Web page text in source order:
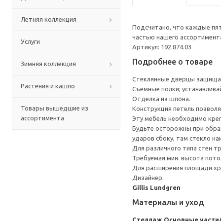
Летняя коллекция
Услуги
Зимняя коллекция
Растения и кашпо
Товары вышедшие из
ассортимента
Подсчитано, что каждые
частью нашего
Артикул: 192.874.03
Подробнее о товаре
Стеклянные дверцы
Съемные полки;
Отделка из шпона.
Конструкция петель
Эту мебель необходимо
Будьте осторожны при
ударов сбоку, там стекло
Для различного типа стен
Требуемая мин. высота
Для расширения площади
Дизайнер:
Gillis Lundgren
Материалы и уход
Стеллаж Основные